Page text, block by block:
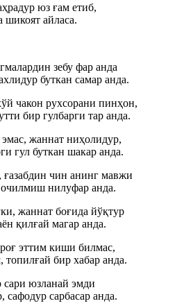
юз ғам етиб,
айласа.
зебу фар анда
буткан самар анда.
чакон рухсорани пинҳон,
бир гулбарги тар анда.
жаннат ниҳолидур,
гул буткан шакар анда.
чин анинг мавжи
нилуфар анда.
жаннат боғида йўқтур
қилғай магар анда.
эттим киши билмас,
бир хабар анда.
сари юзланай эмди
сарбасар анда.